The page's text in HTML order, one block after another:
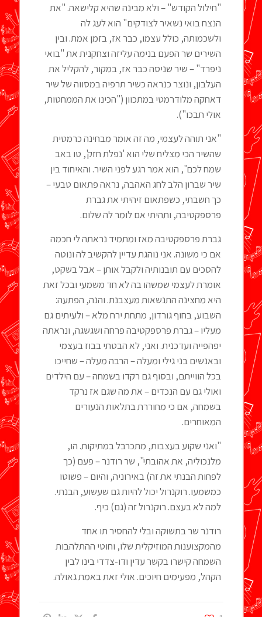
"חילול הקודש" – ולא מבינה שהיא קלישאה. "את
הנצח בואי נשאיר לצודקים" הוא לעג לה
ולשכמותה, כולל עצמו, כבר אז, בזמן אמת. ובין
השירים שר הפעם בנימה עליזה וצחקנית את "בואי
ניפרד" – שיר שניסה כבר אז, במקור, להקליל את
העלבון, ונוצר כנראה כשיר תרפיה במסווה של שיר
דאחקה מלודרמטי במתכוון ("הכינו את הממחטות,
אולי תבכו").
"אני תוהה לעצמי, מה זה אומר מבחינה כרמטית
שהשיר הכי מצליח שלי הוא 'נפלת חזק', טו באב
שמח לכם", הוא אמר רגע לפני השיר. והאיחוד בין
שיר שברון הלב לחג האהבה, נראה פתאום טבעי –
כך חשבתי, כשפתאום זיהיתי את גברת
פרספקטיבה, ותהיתי אם לומר לה שלום.
גברת פרספקטיבה מאז ומתמיד נראתה לי חכמה
אם כי משונה. אני נוהגת עדיין להקשיב לה ונוטה
להסכים עם תובנותיה ולקבל אותן – אבל בשקט,
אומרת לעצמי שמשהו בה לא חד משמעי ובכל זאת
היא מחצינה התנשאות מעצבנת. והנה, הפתעה:
השבוע, בחוף גורדון, מתחת ירח מלא – ולעיתים גם
מעליו – גברת פרספקטיבה פרחה ושגשגה, ונראתה
יפהפייה ועדכנית. ואני, לא הבטתי בבוז בעצמי
ובאנשים בני גילי ומעלה – הרבה מעלה – שחייכו
בכל הווייתם, ובסוף גם רקדו בשמחה – עם הילדים
ואולי גם עם הנכדים – את מה שגם אז נרקד
בשמחה, אם כי מחוררת בתלאות הנעורים
המאוחרים.
"ואני שקוע בעצבות, מתכרבל במתיקות. הו,
מלנכוליה, את אהובתי", שר רודנר – פעם (כך
לפחות הבנתי את זה) באירוניה, והיום – פשוטו
כמשמעו. רוקנרול יכול להיות גם שעשוע, הבנתי.
למה לא בעצם. רוקנרול זה (גם) כיף.
רודנר שר בתשוקה ובלי להחסיר תו אחד
מהמקצוענות המוזיקלית שלו, וחוטי ההתלהבות
השמחה קישרו בקשר עדין ודו-צדדי בינו לבין
הקהל, מפעימים חיוכים. אולי זאת באמת גאולה.